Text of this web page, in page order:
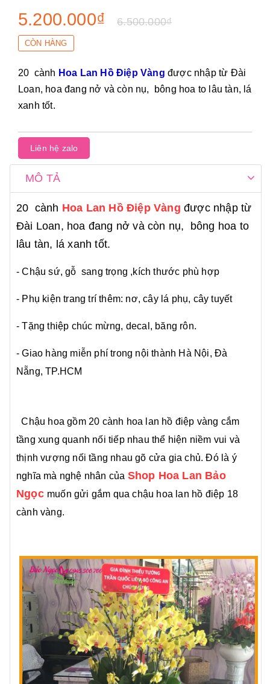
5.200.000₫ 6.500.000₫
CÒN HÀNG
20 cành Hoa Lan Hồ Điệp Vàng được nhập từ Đài
Loan, hoa đang nở và còn nụ, bông hoa to lâu tàn, lá
xanh tốt.
Liên hệ zalo
MÔ TẢ
20 cành Hoa Lan Hồ Điệp Vàng được nhập từ
Đài Loan, hoa đang nở và còn nụ, bông hoa to
lâu tàn, lá xanh tốt.
- Chậu sứ, gỗ sang trọng ,kích thước phù hợp
- Phụ kiện trang trí thêm: nơ, cây lá phụ, cây tuyết
- Tặng thiệp chúc mừng, decal, băng rôn.
- Giao hàng miễn phí trong nội thành Hà Nội, Đà
Nẵng, TP.HCM
Chậu hoa gồm 20 cành hoa lan hồ điệp vàng cắm
tầng xung quanh nối tiếp nhau thể hiện niềm vui và
thịnh vượng nối tầng nhau gõ cửa gia chủ. Đó là ý
nghĩa mà nghệ nhân của Shop Hoa Lan Bảo
Ngọc muốn gửi gắm qua chậu hoa lan hồ điệp 18
cành vàng.